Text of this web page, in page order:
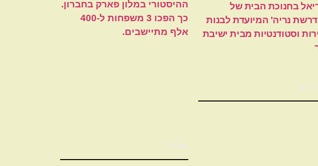
בחנוכת הבית של
נריה' המיועדת לבנות
וסטודנטיות מבית ישיבת
ההיסטורי במלון פארק בחברון.
כך הפכו 3 משפחות ל-400
אלף מתיישבים.
ערוץ 7